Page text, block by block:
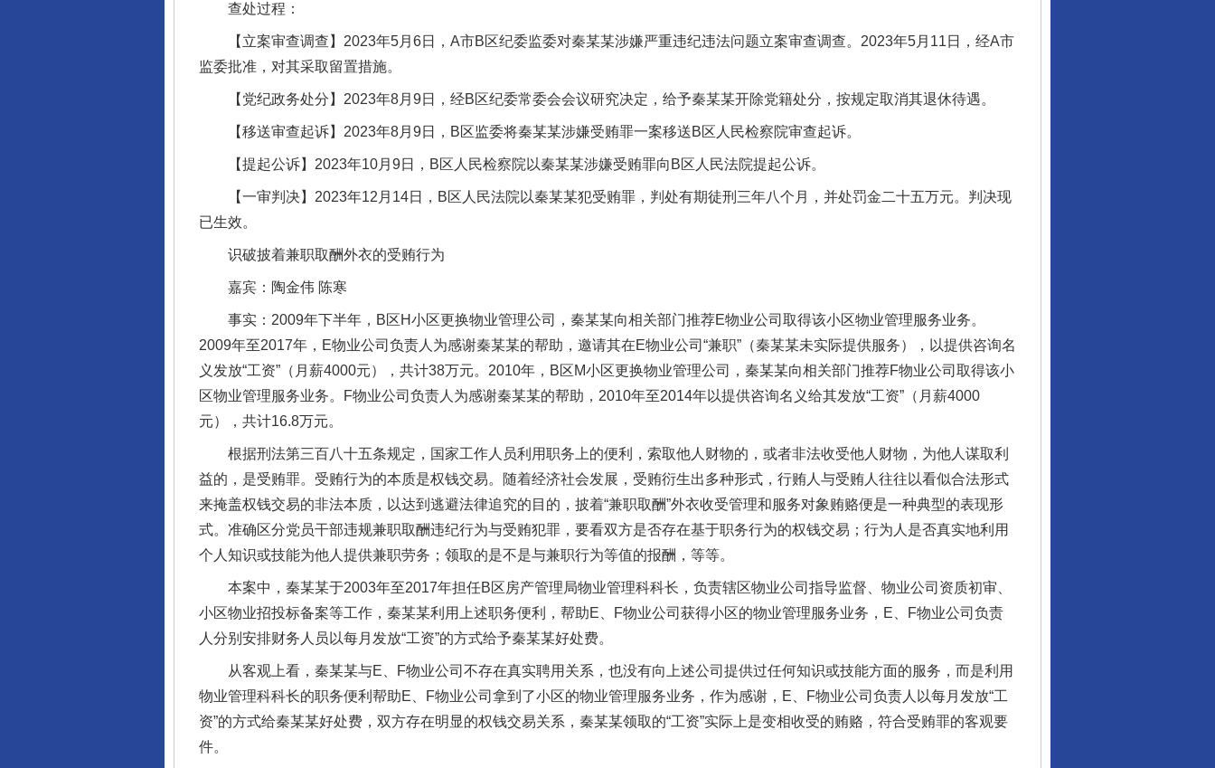
查处过程：
【立案审查调查】2023年5月6日，A市B区纪委监委对秦某某涉嫌严重违纪违法问题立案审查调查。2023年5月11日，经A市
监委批准，对其采取留置措施。
【党纪政务处分】2023年8月9日，经B区纪委常委会会议研究决定，给予秦某某开除党籍处分，按规定取消其退休待遇。
【移送审查起诉】2023年8月9日，B区监委将秦某某涉嫌受贿罪一案移送B区人民检察院审查起诉。
【提起公诉】2023年10月9日，B区人民检察院以秦某某涉嫌受贿罪向B区人民法院提起公诉。
【一审判决】2023年12月14日，B区人民法院以秦某某犯受贿罪，判处有期徒刑三年八个月，并处罚金二十五万元。判决现
已生效。
识破披着兼职取酬外衣的受贿行为
嘉宾：陶金伟 陈寒
事实：2009年下半年，B区H小区更换物业管理公司，秦某某向相关部门推荐E物业公司取得该小区物业管理服务业务。
2009年至2017年，E物业公司负责人为感谢秦某某的帮助，邀请其在E物业公司“兼职”（秦某某未实际提供服务），以提供咨询名
义发放“工资”（月薪4000元），共计38万元。2010年，B区M小区更换物业管理公司，秦某某向相关部门推荐F物业公司取得该小
区物业管理服务业务。F物业公司负责人为感谢秦某某的帮助，2010年至2014年以提供咨询名义给其发放“工资”（月薪4000
元），共计16.8万元。
根据刑法第三百八十五条规定，国家工作人员利用职务上的便利，索取他人财物的，或者非法收受他人财物，为他人谋取利
益的，是受贿罪。受贿行为的本质是权钱交易。随着经济社会发展，受贿衍生出多种形式，行贿人与受贿人往往以看似合法形式
来掩盖权钱交易的非法本质，以达到逃避法律追究的目的，披着“兼职取酬”外衣收受管理和服务对象贿赂便是一种典型的表现形
式。准确区分党员干部违规兼职取酬违纪行为与受贿犯罪，要看双方是否存在基于职务行为的权钱交易；行为人是否真实地利用
个人知识或技能为他人提供兼职劳务；领取的是不是与兼职行为等值的报酬，等等。
本案中，秦某某于2003年至2017年担任B区房产管理局物业管理科科长，负责辖区物业公司指导监督、物业公司资质初审、
小区物业招投标备案等工作，秦某某利用上述职务便利，帮助E、F物业公司获得小区的物业管理服务业务，E、F物业公司负责
人分别安排财务人员以每月发放“工资”的方式给予秦某某好处费。
从客观上看，秦某某与E、F物业公司不存在真实聘用关系，也没有向上述公司提供过任何知识或技能方面的服务，而是利用
物业管理科科长的职务便利帮助E、F物业公司拿到了小区的物业管理服务业务，作为感谢，E、F物业公司负责人以每月发放“工
资”的方式给秦某某好处费，双方存在明显的权钱交易关系，秦某某领取的“工资”实际上是变相收受的贿赂，符合受贿罪的客观要
件。